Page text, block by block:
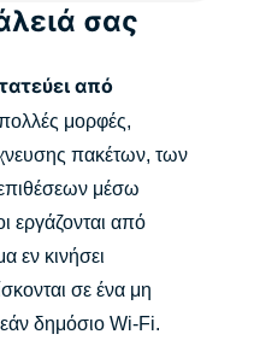
σας
από
μορφές,
πακέτων, των
μέσω
εργάζονται από
εν κινήσει
σε ένα μη
δημόσιο Wi-Fi.